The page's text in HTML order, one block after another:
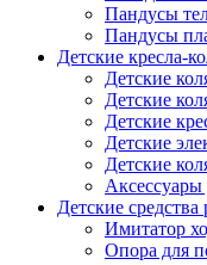
Пандусы
Пандусы
Детские кресла-
Детские
Детские
Детские
Детские
Детские
Аксессуары
Детские
Имитатор
Опора для